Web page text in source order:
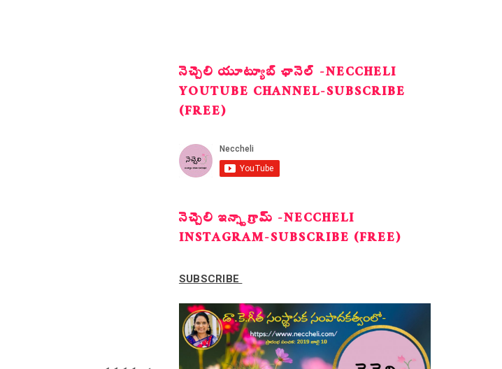
నెచ్చెలి యూట్యూబ్ ఛానెల్ -NECCHELI
YOUTUBE CHANNEL-SUBSCRIBE
(FREE)
నెచ్చెలి ఇన్స్టాగ్రామ్ -NECCHELI
INSTAGRAM-SUBSCRIBE (FREE)
SUBSCRIBE